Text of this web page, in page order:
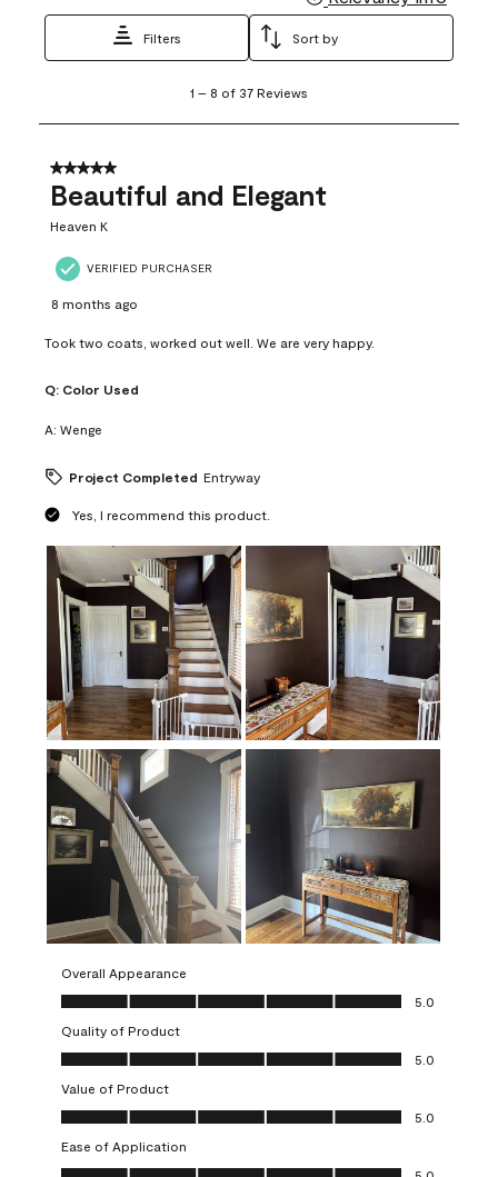
Filters Sort by
8
37
Reviews
1 – 8 of 37 Reviews
5 out of 5 stars.
Beautiful and Elegant
Heaven K
VERIFIED PURCHASER
8 months ago
Took two coats, worked out well. We are very happy.
Q: Color Used
A: Wenge
Project Completed Entryway
Yes, I recommend this product.
Overall Appearance
Overall Appearance, 5.0 out of 5
5.0
Quality of Product
Quality of Product, 5.0 out of 5
5.0
Value of Product
Value of Product, 5.0 out of 5
5.0
Ease of Application
Ease of Application, 5.0 out of 5